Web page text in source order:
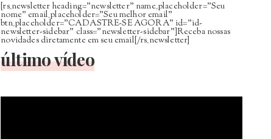
[rs_newsletter heading=”newsletter” name_placeholder=”Seu
nome” email_placeholder=”Seu melhor email”
btn_placeholder=”CADASTRE-SE AGORA” id=”id-
newsletter-sidebar” class=”newsletter-sidebar”]Receba nossas
novidades diretamente em seu email[/rs_newsletter]
último vídeo
Tocador